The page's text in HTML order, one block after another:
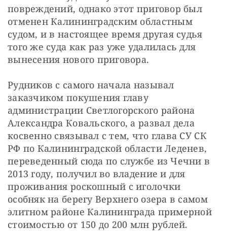
повреждений, однако этот приговор был
отменен Калининградским областным
судом, и в настоящее время другая судья
того же суда как раз уже удалилась для
вынесения нового приговора.
Рудников с самого начала называл
заказчиком покушения главу
администрации Светлогорского района
Александра Ковальского, а развал дела
косвенно связывал с тем, что глава СУ СК
РФ по Калининградской области Леденев,
переведенный сюда по службе из Чечни в
2013 году, получил во владение и для
проживания роскошный с иголочки
особняк на берегу Верхнего озера в самом
элитном районе Калининграда примерной
стоимостью от 150 до 200 млн рублей.